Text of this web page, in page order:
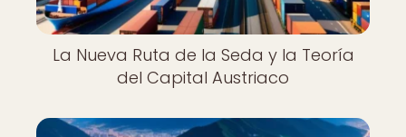
La Nueva Ruta de la Seda y la Teoría
del Capital Austriaco